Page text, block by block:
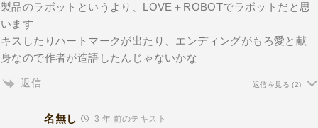
製品のラボットというより、LOVE＋ROBOTでラボットだと思
います
キスしたりハートマークが出たり、エンディングがもろ愛と献
身なので作者が造語したんじゃないかな
返信 返信を見る (2)
名無し 3 年 前のテキスト